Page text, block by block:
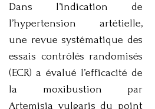
Dans l’indication de
l’hypertension artétielle,
une revue systématique des
essais contrôlés randomisés
(ECR) a évalué l’efficacité de
la moxibustion par
Artemisia vulgaris du point